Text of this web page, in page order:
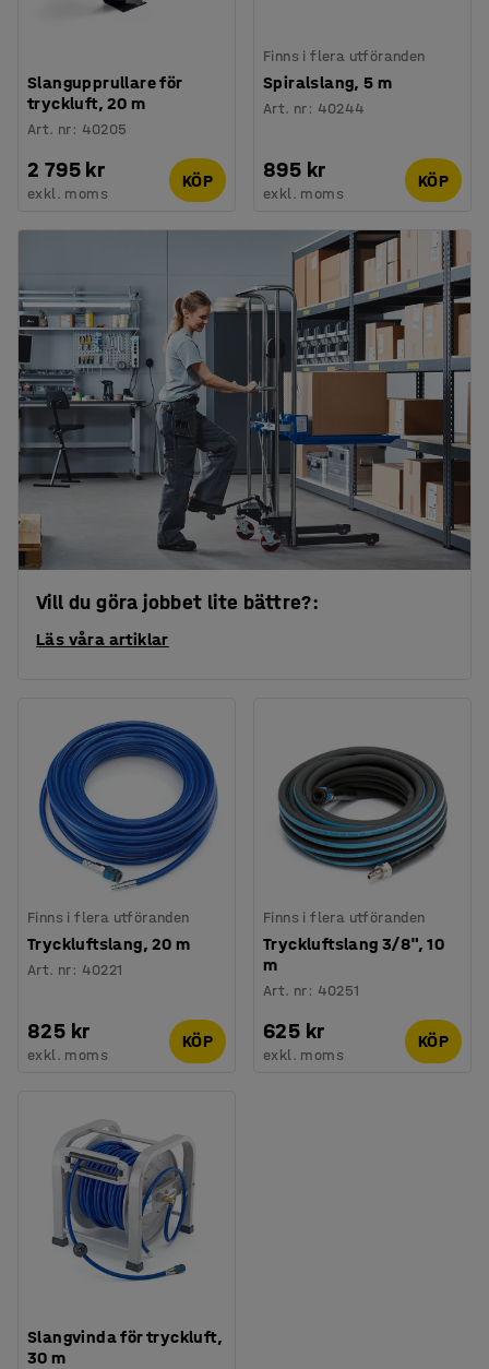
Slangupprullare för
tryckluft, 20 m
Art. nr: 40205
2 795 kr
exkl. moms
KÖP
Finns i flera utföranden
Spiralslang, 5 m
Art. nr: 40244
895 kr
exkl. moms
KÖP
Vill du göra jobbet lite bättre?:
Läs våra artiklar
Finns i flera utföranden
Tryckluftslang, 20 m
Art. nr: 40221
825 kr
exkl. moms
KÖP
Finns i flera utföranden
Tryckluftslang 3/8", 10
m
Art. nr: 40251
625 kr
exkl. moms
KÖP
Slangvinda för tryckluft,
30 m